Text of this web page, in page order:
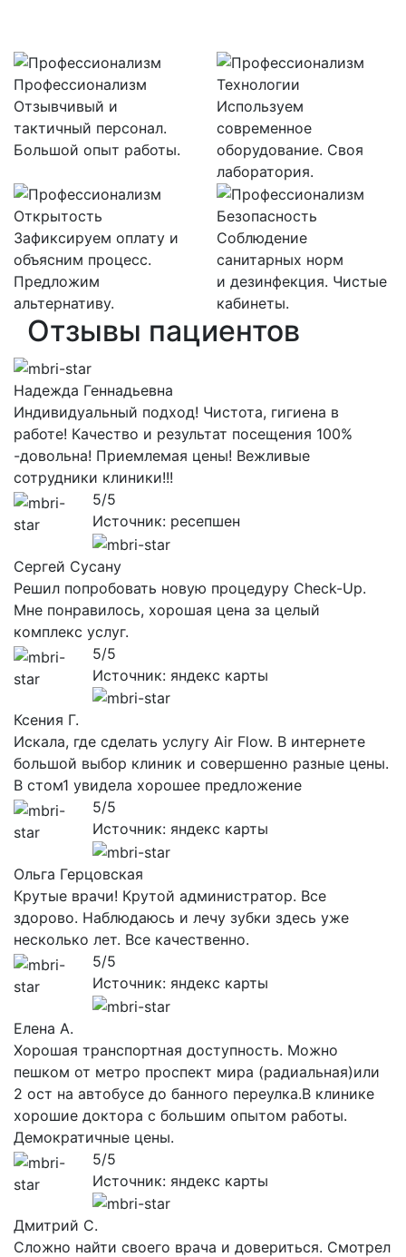
Профессионализм
Отзывчивый и
тактичный персонал.
Большой опыт работы.
Технологии
Используем
современное
оборудование. Своя
лаборатория.
Открытость
Зафиксируем оплату и
объясним процесс.
Предложим
альтернативу.
Безопасность
Соблюдение
санитарных норм
и дезинфекция. Чистые
кабинеты.
Отзывы пациентов
Надежда Геннадьевна
Индивидуальный подход! Чистота, гигиена в
работе! Качество и результат посещения 100%
-довольна! Приемлемая цены! Вежливые
сотрудники клиники!!!
5/5
Источник: ресепшен
Сергей Сусану
Решил попробовать новую процедуру Check-Up.
Мне понравилось, хорошая цена за целый
комплекс услуг.
5/5
Источник: яндекс карты
Ксения Г.
Искала, где сделать услугу Air Flow. В интернете
большой выбор клиник и совершенно разные цены.
В стом1 увидела хорошее предложение
5/5
Источник: яндекс карты
Ольга Герцовская
Крутые врачи! Крутой администратор. Все
здорово. Наблюдаюсь и лечу зубки здесь уже
несколько лет. Все качественно.
5/5
Источник: яндекс карты
Елена А.
Хорошая транспортная доступность. Можно
пешком от метро проспект мира (радиальная)или
2 ост на автобусе до банного переулка.В клинике
хорошие доктора с большим опытом работы.
Демократичные цены.
5/5
Источник: яндекс карты
Дмитрий С.
Сложно найти своего врача и довериться. Смотрел